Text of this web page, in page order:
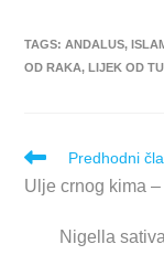
TAGS:ANDALUS,
OD RAKA, LIJEK OD
Predhodni
Ulje crnog kima
Nigella